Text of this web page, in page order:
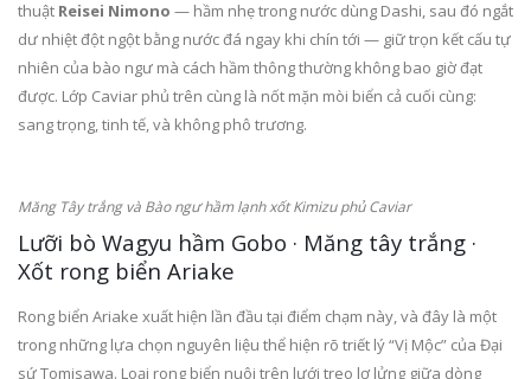
thuật Reisei Nimono — hầm nhẹ trong nước dùng Dashi, sau đó ngắt
dư nhiệt đột ngột bằng nước đá ngay khi chín tới — giữ trọn kết cấu tự
nhiên của bào ngư mà cách hầm thông thường không bao giờ đạt
được. Lớp Caviar phủ trên cùng là nốt mặn mòi biển cả cuối cùng:
sang trọng, tinh tế, và không phô trương.
Măng Tây trắng và Bào ngư hầm lạnh xốt Kimizu phủ Caviar
Lưỡi bò Wagyu hầm Gobo · Măng tây trắng ·
Xốt rong biển Ariake
Rong biển Ariake xuất hiện lần đầu tại điểm chạm này, và đây là một
trong những lựa chọn nguyên liệu thể hiện rõ triết lý “Vị Mộc” của Đại
sứ Tomisawa. Loại rong biển nuôi trên lưới treo lơ lửng giữa dòng